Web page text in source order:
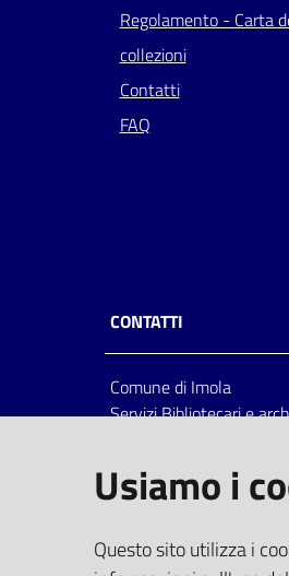
Regolamento - Carta
collezioni
Contatti
FAQ
CONTATTI
Comune di Imola
Servizi Bibliotecari e
Italia
centralino: tel
bim@comune.imola.bo.it
PEC
Usiamo i
Questo sito utilizza i